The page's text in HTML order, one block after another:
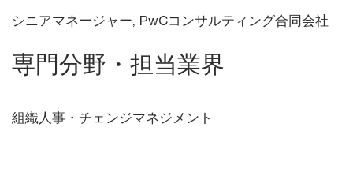
シニアマネージャー, PwCコンサルティング合同会社
専門分野・担当業界
組織人事・チェンジマネジメント